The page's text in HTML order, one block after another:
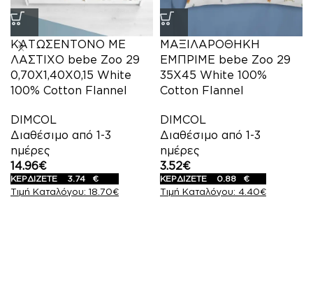
ΚΑΤΩΣΕΝΤΟΝΟ ΜΕ
ΛΑΣΤΙΧΟ bebe Zoo 29
0,70X1,40X0,15 White
100% Cotton Flannel
DIMCOL
Διαθέσιμο από 1-3
ημέρες
18.70€
14.96€
ΚΕΡΔΙΖΕΤΕ 3.74 €
ΜΑΞΙΛΑΡΟΘΗΚΗ
ΕΜΠΡΙΜΕ bebe Zoo 29
35X45 White 100%
Cotton Flannel
DIMCOL
Διαθέσιμο από 1-3
ημέρες
4.40€
3.52€
ΚΕΡΔΙΖΕΤΕ 0.88 €